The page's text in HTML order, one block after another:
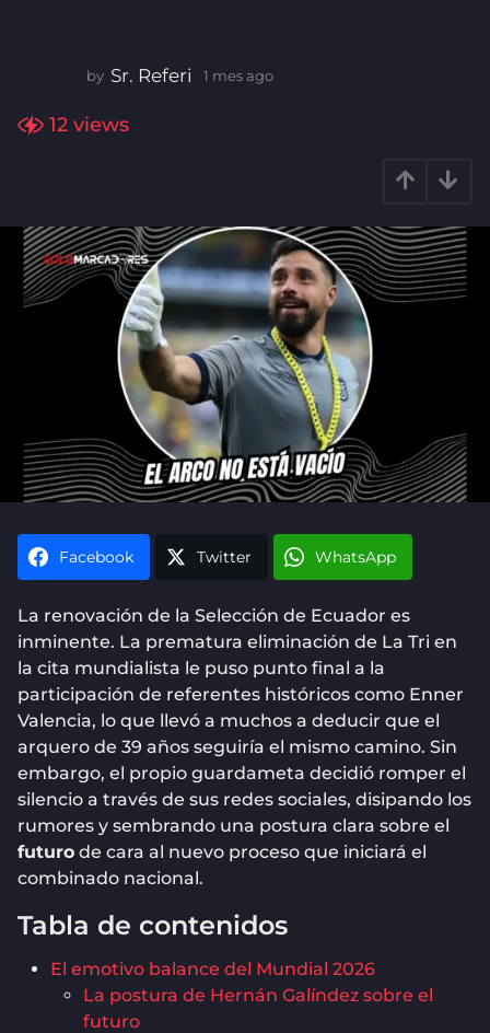
by Sr. Referi 1 mes ago
12 views
Facebook Twitter WhatsApp
La renovación de la Selección de Ecuador es
inminente. La prematura eliminación de La Tri en
la cita mundialista le puso punto final a la
participación de referentes históricos como Enner
Valencia, lo que llevó a muchos a deducir que el
arquero de 39 años seguiría el mismo camino. Sin
embargo, el propio guardameta decidió romper el
silencio a través de sus redes sociales, disipando los
rumores y sembrando una postura clara sobre el
futuro de cara al nuevo proceso que iniciará el
combinado nacional.
Tabla de contenidos
El emotivo balance del Mundial 2026
La postura de Hernán Galíndez sobre el
futuro